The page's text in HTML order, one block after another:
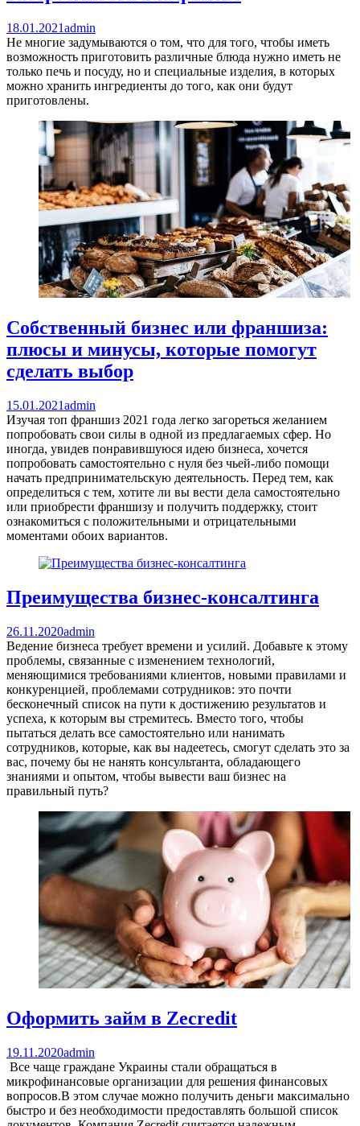
18.01.2021admin
Не многие задумываются о том, что для того, чтобы иметь
возможность приготовить различные блюда нужно иметь не
только печь и посуду, но и специальные изделия, в которых
можно хранить ингредиенты до того, как они будут
приготовлены.
Собственный бизнес или франшиза:
плюсы и минусы, которые помогут
сделать выбор
15.01.2021admin
Изучая топ франшиз 2021 года легко загореться желанием
попробовать свои силы в одной из предлагаемых сфер. Но
иногда, увидев понравившуюся идею бизнеса, хочется
попробовать самостоятельно с нуля без чьей-либо помощи
начать предпринимательскую деятельность. Перед тем, как
определиться с тем, хотите ли вы вести дела самостоятельно
или приобрести франшизу и получить поддержку, стоит
ознакомиться с положительными и отрицательными
моментами обоих вариантов.
Преимущества бизнес-консалтинга
26.11.2020admin
Ведение бизнеса требует времени и усилий. Добавьте к этому
проблемы, связанные с изменением технологий,
меняющимися требованиями клиентов, новыми правилами и
конкуренцией, проблемами сотрудников: это почти
бесконечный список на пути к достижению результатов и
успеха, к которым вы стремитесь. Вместо того, чтобы
пытаться делать все самостоятельно или нанимать
сотрудников, которые, как вы надеетесь, смогут сделать это за
вас, почему бы не нанять консультанта, обладающего
знаниями и опытом, чтобы вывести ваш бизнес на
правильный путь?
Оформить займ в Zecredit
19.11.2020admin
Все чаще граждане Украины стали обращаться в
микрофинансовые организации для решения финансовых
вопросов.В этом случае можно получить деньги максимально
быстро и без необходимости предоставлять большой список